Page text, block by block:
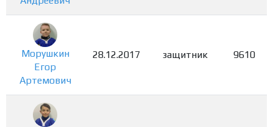
Морушкин
Егор
Артемович
28.12.2017 защитник 9610